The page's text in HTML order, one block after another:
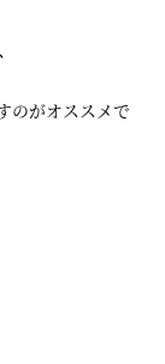
のがオススメで